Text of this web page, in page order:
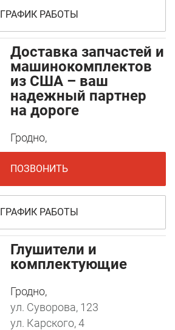
ГРАФИК РАБОТЫ
Доставка запчастей и
машинокомплектов
из США – ваш
надежный партнер
на дороге
Гродно,
ПОЗВОНИТЬ
ГРАФИК РАБОТЫ
Глушители и
комплектующие
Гродно,
ул. Суворова, 123
ул. Карского, 4